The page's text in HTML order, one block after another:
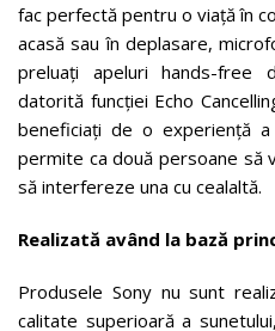
fac perfectă pentru o viață în
acasă sau în deplasare,
preluați apeluri hands-free
datorită funcției Echo
beneficiați de o experiență
permite ca două persoane să
să interfereze una cu cealaltă.
Realizată având la bază
Produsele Sony nu sunt
calitate superioară a